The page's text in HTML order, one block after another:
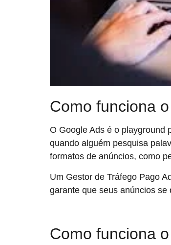
Como funciona
O Google Ads é o playground
quando alguém pesquisa
formatos de anúncios, como
Um Gestor de Tráfego Pago
garante que seus anúncios se
Como funciona